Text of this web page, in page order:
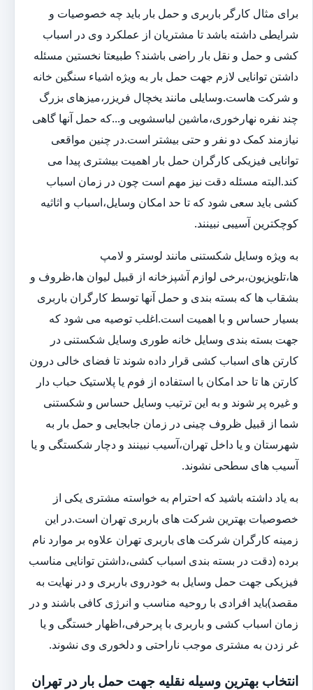
برای مثال کارگر باربری و حمل بار باید چه خصوصیات و
شرایطی داشته باشد تا مشتریان از عملکرد وی در اسباب
کشی و حمل و نقل بار راضی باشند؟ طبیعتا نخستین مسئله
داشتن توانایی لازم جهت حمل بار به ویژه اشیاء سنگین خانه
و شرکت هاست.وسایلی مانند یخچال فریزر،میزهای بزرگ
چند نفره نهارخوری،ماشین لباسشویی و...که حمل آنها گاهی
نیازمند کمک دو نفر و حتی بیشتر است.در چنین مواقعی
توانایی فیزیکی کارگران حمل بار اهمیت بیشتری پیدا می
کند.البته مسئله دقت نیز مهم است چون در زمان اسباب
کشی باید سعی شود که تا حد امکان وسایل،اسباب و اثاثیه
کوچکترین آسیبی نبینند.
به ویژه وسایل شکستنی مانند لوستر و لامپ
ها،تلویزیون،برخی لوازم آشپزخانه از قبیل لیوان ها،ظروف و
بشقاب ها که بسته بندی و حمل آنها توسط کارگران باربری
بسیار حساس و با اهمیت است.اغلب توصیه می شود که
جهت بسته بندی وسایل خانه طوری وسایل شکستنی در
کارتن های اسباب کشی قرار داده شوند تا فضای خالی درون
کارتن ها تا حد امکان با استفاده از فوم یا پلاستیک حباب دار
و غیره پر شوند و به این ترتیب وسایل حساس و شکستنی
شما از قبیل ظروف چینی در زمان جابجایی و حمل بار به
شهرستان و یا داخل تهران،آسیب نبینند و دچار شکستگی و یا
آسیب های سطحی نشوند.
به یاد داشته باشید که احترام به خواسته مشتری یکی از
خصوصیات بهترین شرکت های باربری تهران است.در این
زمینه کارگران شرکت های باربری تهران علاوه بر موارد نام
برده (دقت در بسته بندی اسباب کشی،داشتن توانایی مناسب
فیزیکی جهت حمل وسایل به خودروی باربری و در نهایت به
مقصد)باید افرادی با روحیه مناسب و انرژی کافی باشند و در
زمان اسباب کشی و باربری با پرحرفی،اظهار خستگی و یا
غر زدن به مشتری موجب ناراحتی و دلخوری وی نشوند.
انتخاب بهترین وسیله نقلیه جهت حمل بار در تهران